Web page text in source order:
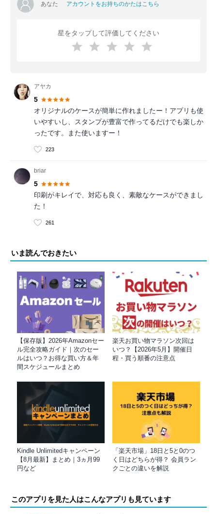
あなた アカウントをお持ちのかたはこちら
星をタップして評価してください
アヤカ
5
オリジナルのケースが簡単に作れましたー！アプリも使
いやすいし、スタンプが豊富で作ってるだけでも楽しか
ったです。また使いますー！
223
briar
5
印刷がキレイで、対応も良く、素敵なケースができまし
た！
261
いま読んでおきたい
【保存版】2026年Amazonセー
ル完全攻略ガイド｜次のセー
ルはいつ？お得な買い方＆年
間スケジュールまとめ
楽天お買い物マラソン次回は
いつ？【2026年5月】開催日
程・買う順番の注意点
Kindle Unlimitedキャンペーン
【8月最新】まとめ｜3ヵ月99
円など
「楽天市場」18日と5と0のつ
く日はどちらが得？ 会員ラン
クごとの違いを解説
このアプリを見た人はこんなアプリも見ています